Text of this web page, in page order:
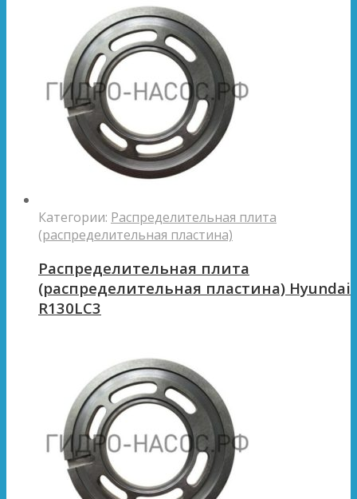
Категории: Распределительная плита
(распределительная пластина)
Распределительная плита
(распределительная пластина) Hyundai
R130LC3